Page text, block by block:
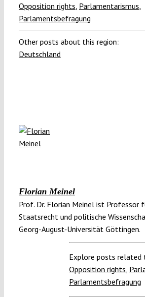
Opposition rights Parlamentarismus
Parlamentsbefragung
Other posts about this region:
Deutschland
Florian Meinel
Prof. Dr. Florian Meinel ist Professor
Staatsrecht und politische
Georg-August-Universität Göttingen.
Explore posts related
Opposition rights
Parlamentsbefragung